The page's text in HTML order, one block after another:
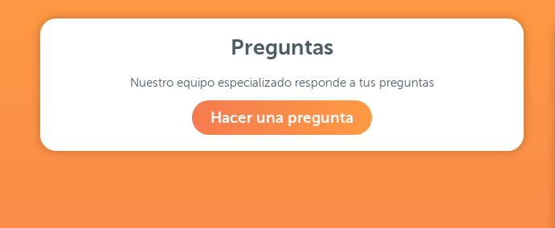
Preguntas
Nuestro equipo especializado responde a tus preguntas
Hacer una pregunta